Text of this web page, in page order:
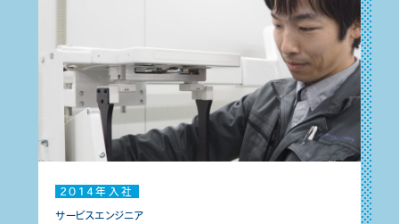
2014年入社
サービスエンジニア